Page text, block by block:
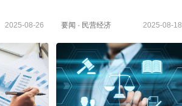
2025-08-26 要闻 · 民营经济 2025-08-18